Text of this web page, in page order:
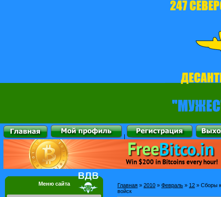
|
Меню сайта Главная » 2010 » Февраль » 12 » Сборы
войск